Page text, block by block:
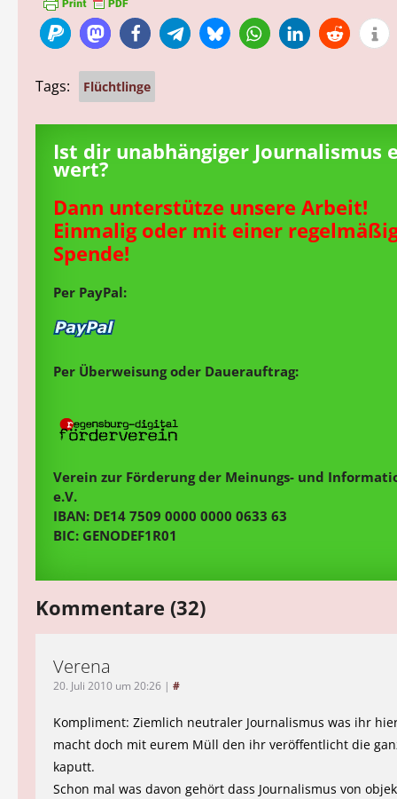
Tags: Flüchtlinge
Ist dir unabhängiger Journalismus
wert?
Dann unterstütze unsere Arbeit!
Einmalig oder mit einer
Spende!
Per PayPal:
Per Überweisung oder Dauerauftrag:
Verein zur Förderung der Meinungs- und
e.V.
IBAN: DE14 7509 0000 0000 0633 63
BIC: GENODEF1R01
Kommentare (32)
Verena
20. Juli 2010 um 20:26 | #
Kompliment: Ziemlich neutraler Journalismus was ihr
macht doch mit eurem Müll den ihr veröffentlicht die
kaputt.
Schon mal was davon gehört dass Journalismus von